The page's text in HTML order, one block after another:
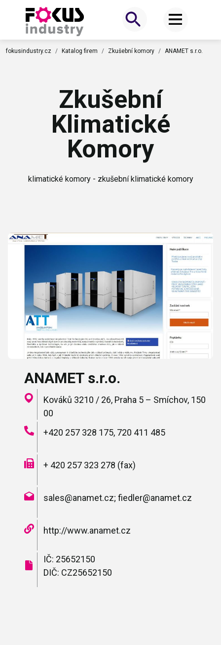
fokusindustry.cz Katalog firem Zkušební komory ANAMET s.r.o.
Zkušební
Klimatické
Komory
klimatické komory - zkušební klimatické komory
ANAMET s.r.o.
Kováků 3210 / 26, Praha 5 – Smíchov, 150
00
+420 257 328 175, 720 411 485
+ 420 257 323 278 (fax)
sales@anamet.cz; fiedler@anamet.cz
http://www.anamet.cz
IČ: 25652150
DIČ: CZ25652150